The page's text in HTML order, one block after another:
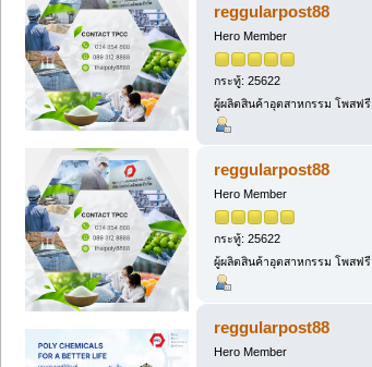
reggularpost88
Hero Member
กระทู้: 25622
ผู้ผลิตสินค้าอุตสาหกรรม โพสฟรี
reggularpost88
Hero Member
กระทู้: 25622
ผู้ผลิตสินค้าอุตสาหกรรม โพสฟรี
reggularpost88
Hero Member